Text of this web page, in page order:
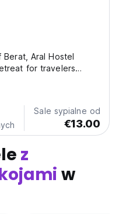
Aral Hostel
for travelers
in mind,
that ensure a restful...
Sale sypialne od
€13.00
z
w